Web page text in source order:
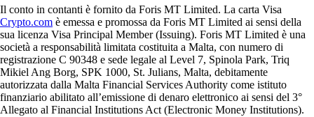
Il conto in contanti è fornito da Foris MT Limited. La carta Visa
Crypto.com è emessa e promossa da Foris MT Limited ai sensi della
sua licenza Visa Principal Member (Issuing). Foris MT Limited è una
società a responsabilità limitata costituita a Malta, con numero di
registrazione C 90348 e sede legale al Level 7, Spinola Park, Triq
Mikiel Ang Borg, SPK 1000, St. Julians, Malta, debitamente
autorizzata dalla Malta Financial Services Authority come istituto
finanziario abilitato all’emissione di denaro elettronico ai sensi del 3°
Allegato al Financial Institutions Act (Electronic Money Institutions).